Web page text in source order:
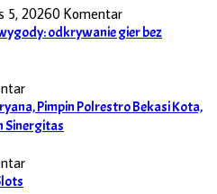
5, 20260 Komentar
odkrywanie gier bez
Pimpin Polrestro Bekasi Kota,
Sinergitas